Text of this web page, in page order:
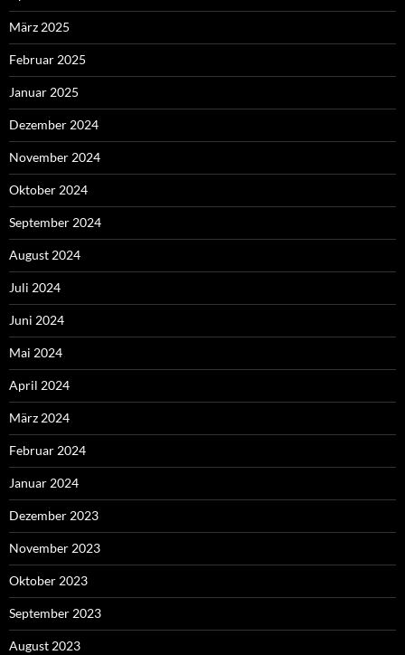
März 2025
Februar 2025
Januar 2025
Dezember 2024
November 2024
Oktober 2024
September 2024
August 2024
Juli 2024
Juni 2024
Mai 2024
April 2024
März 2024
Februar 2024
Januar 2024
Dezember 2023
November 2023
Oktober 2023
September 2023
August 2023